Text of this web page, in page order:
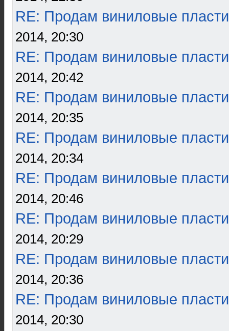
RE: Продам виниловые
2014, 20:30
RE: Продам виниловые
2014, 20:42
RE: Продам виниловые
2014, 20:35
RE: Продам виниловые
2014, 20:34
RE: Продам виниловые
2014, 20:46
RE: Продам виниловые
2014, 20:29
RE: Продам виниловые
2014, 20:36
RE: Продам виниловые
2014, 20:30